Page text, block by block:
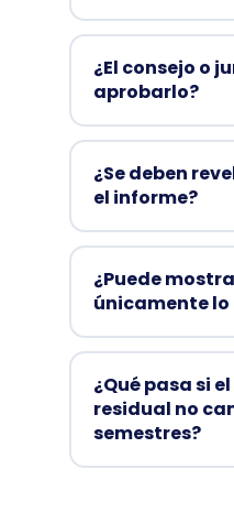
¿El consejo o
aprobarlo?
¿Se deben
el informe?
¿Puede
únicamente
¿Qué pasa si
residual no
semestres?